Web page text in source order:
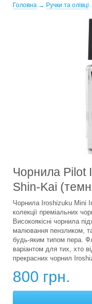
Головна → Ручки та олівці
Чорнила Pilot
Shin-Kai
Чорнила Iroshizuku Mini
колекції преміальних
Високоякісні чорнила
малювання пензликом,
будь-яким типом пера.
варіантом для тих, хто
прекрасних чорнил
800 грн.